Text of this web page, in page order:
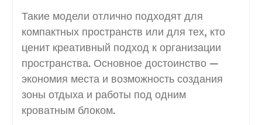
Такие модели отлично подходят для
компактных пространств или для тех, кто
ценит креативный подход к организации
пространства. Основное достоинство —
экономия места и возможность создания
зоны отдыха и работы под одним
кроватным блоком.